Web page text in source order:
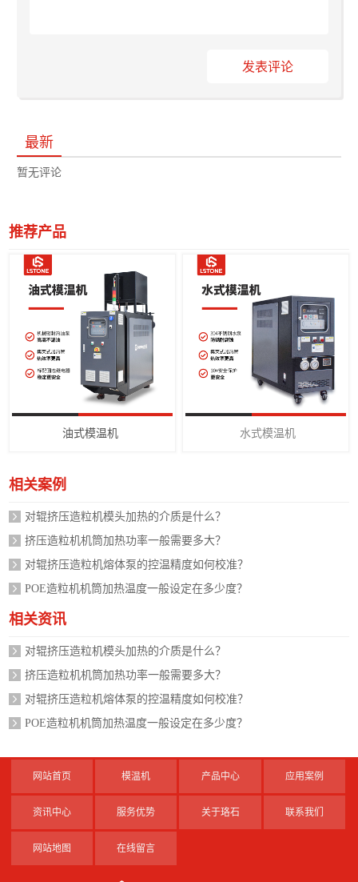
发表评论
最新
暂无评论
推荐产品
油式模温机 水式模温机
相关案例
对辊挤压造粒机模头加热的介质是什么？
挤压造粒机机筒加热功率一般需要多大？
对辊挤压造粒机熔体泵的控温精度如何校准？
POE造粒机机筒加热温度一般设定在多少度？
相关资讯
对辊挤压造粒机模头加热的介质是什么？
挤压造粒机机筒加热功率一般需要多大？
对辊挤压造粒机熔体泵的控温精度如何校准？
POE造粒机机筒加热温度一般设定在多少度？
网站首页 模温机 产品中心 应用案例
资讯中心 服务优势 关于珞石 联系我们
网站地图 在线留言